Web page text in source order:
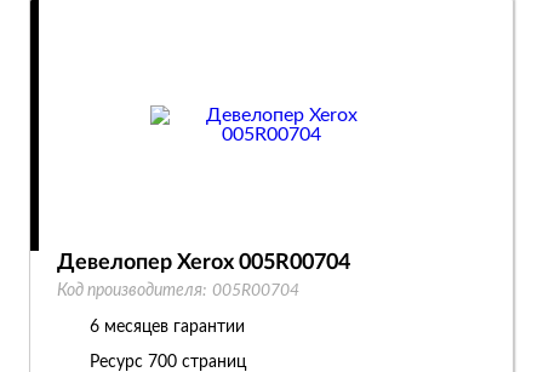
Девелопер Xerox 005R00704
Код производителя: 005R00704
6 месяцев гарантии
Ресурс 700 страниц